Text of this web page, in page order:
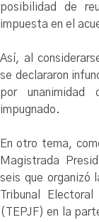
posibilidad de
impuesta en el
Así, al
se declararon
por
impugnado.
En otro tema,
Magistrada
seis que organizó
Tribunal
(TEPJF) en la